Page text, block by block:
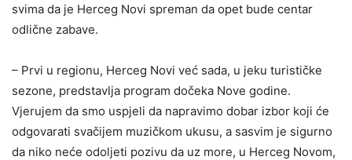
svima da je Herceg Novi spreman da opet bude centar
odlične zabave.
– Prvi u regionu, Herceg Novi već sada, u jeku turističke
sezone, predstavlja program dočeka Nove godine.
Vjerujem da smo uspjeli da napravimo dobar izbor koji će
odgovarati svačijem muzičkom ukusu, a sasvim je sigurno
da niko neće odoljeti pozivu da uz more, u Herceg Novom,